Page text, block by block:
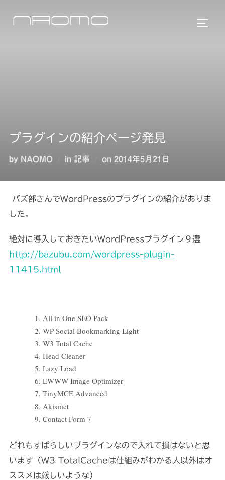
プラグインの紹介ページ発見
by NAOMO in 記事 on 投
2014年5月21日
バズ部さんでWordPressのプラグインの紹介がありま
した。
絶対に導入しておきたいWordPressプラグイン９選
http://bazubu.com/wordpress-plugin-
11415.html
All in One SEO Pack
WP Social Bookmarking Light
W3 Total Cache
Head Cleaner
Lazy Load
EWWW Image Optimizer
TinyMCE Advanced
Akismet
Contact Form 7
どれもすばらしいプラグインなので入れて損はないと思
います（W3 TotalCacheは仕組みがわかる人以外はオ
ススメは厳しいような）